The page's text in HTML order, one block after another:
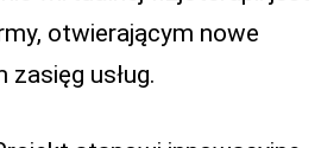
otwierającym nowe
usług.